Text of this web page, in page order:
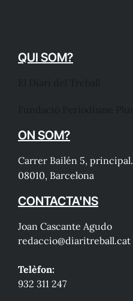
QUI SOM?
ON SOM?
Carrer Bailén 5, principal.
08010, Barcelona
CONTACTA'NS
Joan Cascante Agudo
redaccio@diaritreball.cat
Telèfon:
932 311 247